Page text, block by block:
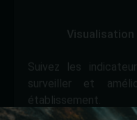
établissement.